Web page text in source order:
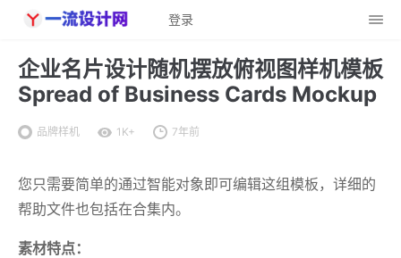
登录
企业名片设计随机摆放俯视图样机模板
Spread of Business Cards Mockup
品牌样机 1K+ 7年前
您只需要简单的通过智能对象即可编辑这组模板，详细的
帮助文件也包括在合集内。
素材特点：